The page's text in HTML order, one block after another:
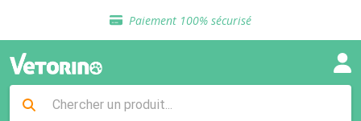
Paiement 100% sécurisé
Livraison gratuite en clinique vétérinaire
Sélection de croquettes vétérinaire
Livraison gratuite en clinique vétérinaire